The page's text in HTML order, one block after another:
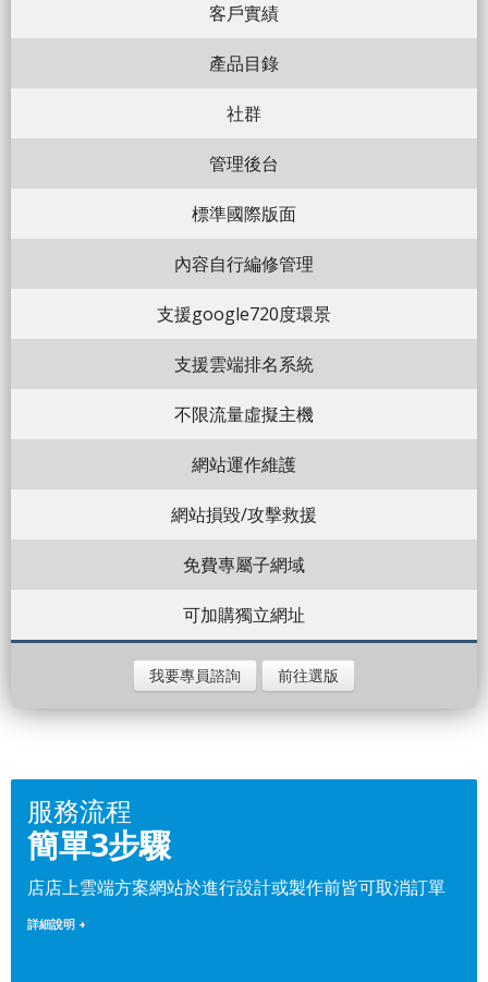
客戶實績
產品目錄
社群
管理後台
標準國際版面
內容自行編修管理
支援google720度環景
支援雲端排名系統
不限流量虛擬主機
網站運作維護
網站損毀/攻擊救援
免費專屬子網域
可加購獨立網址
我要專員諮詢 前往選版
服務流程
簡單3步驟
店店上雲端方案網站於進行設計或製作前皆可取消訂單
詳細說明 +